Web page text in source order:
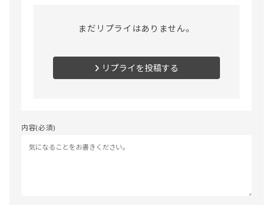
まだリプライはありません。
リプライを投稿する
内容(必須)